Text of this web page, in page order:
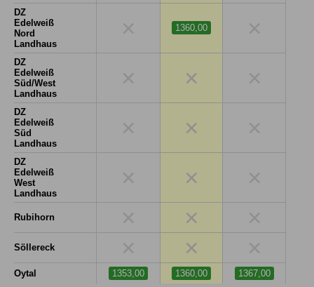
DZ
Edelweiß
Nord
Landhaus
1360,00
DZ
Edelweiß
Süd/West
Landhaus
×
DZ
Edelweiß
Süd
Landhaus
×
DZ
Edelweiß
West
Landhaus
×
Rubihorn ×
Söllereck ×
Oytal 1353,00 1360,00 1367,00